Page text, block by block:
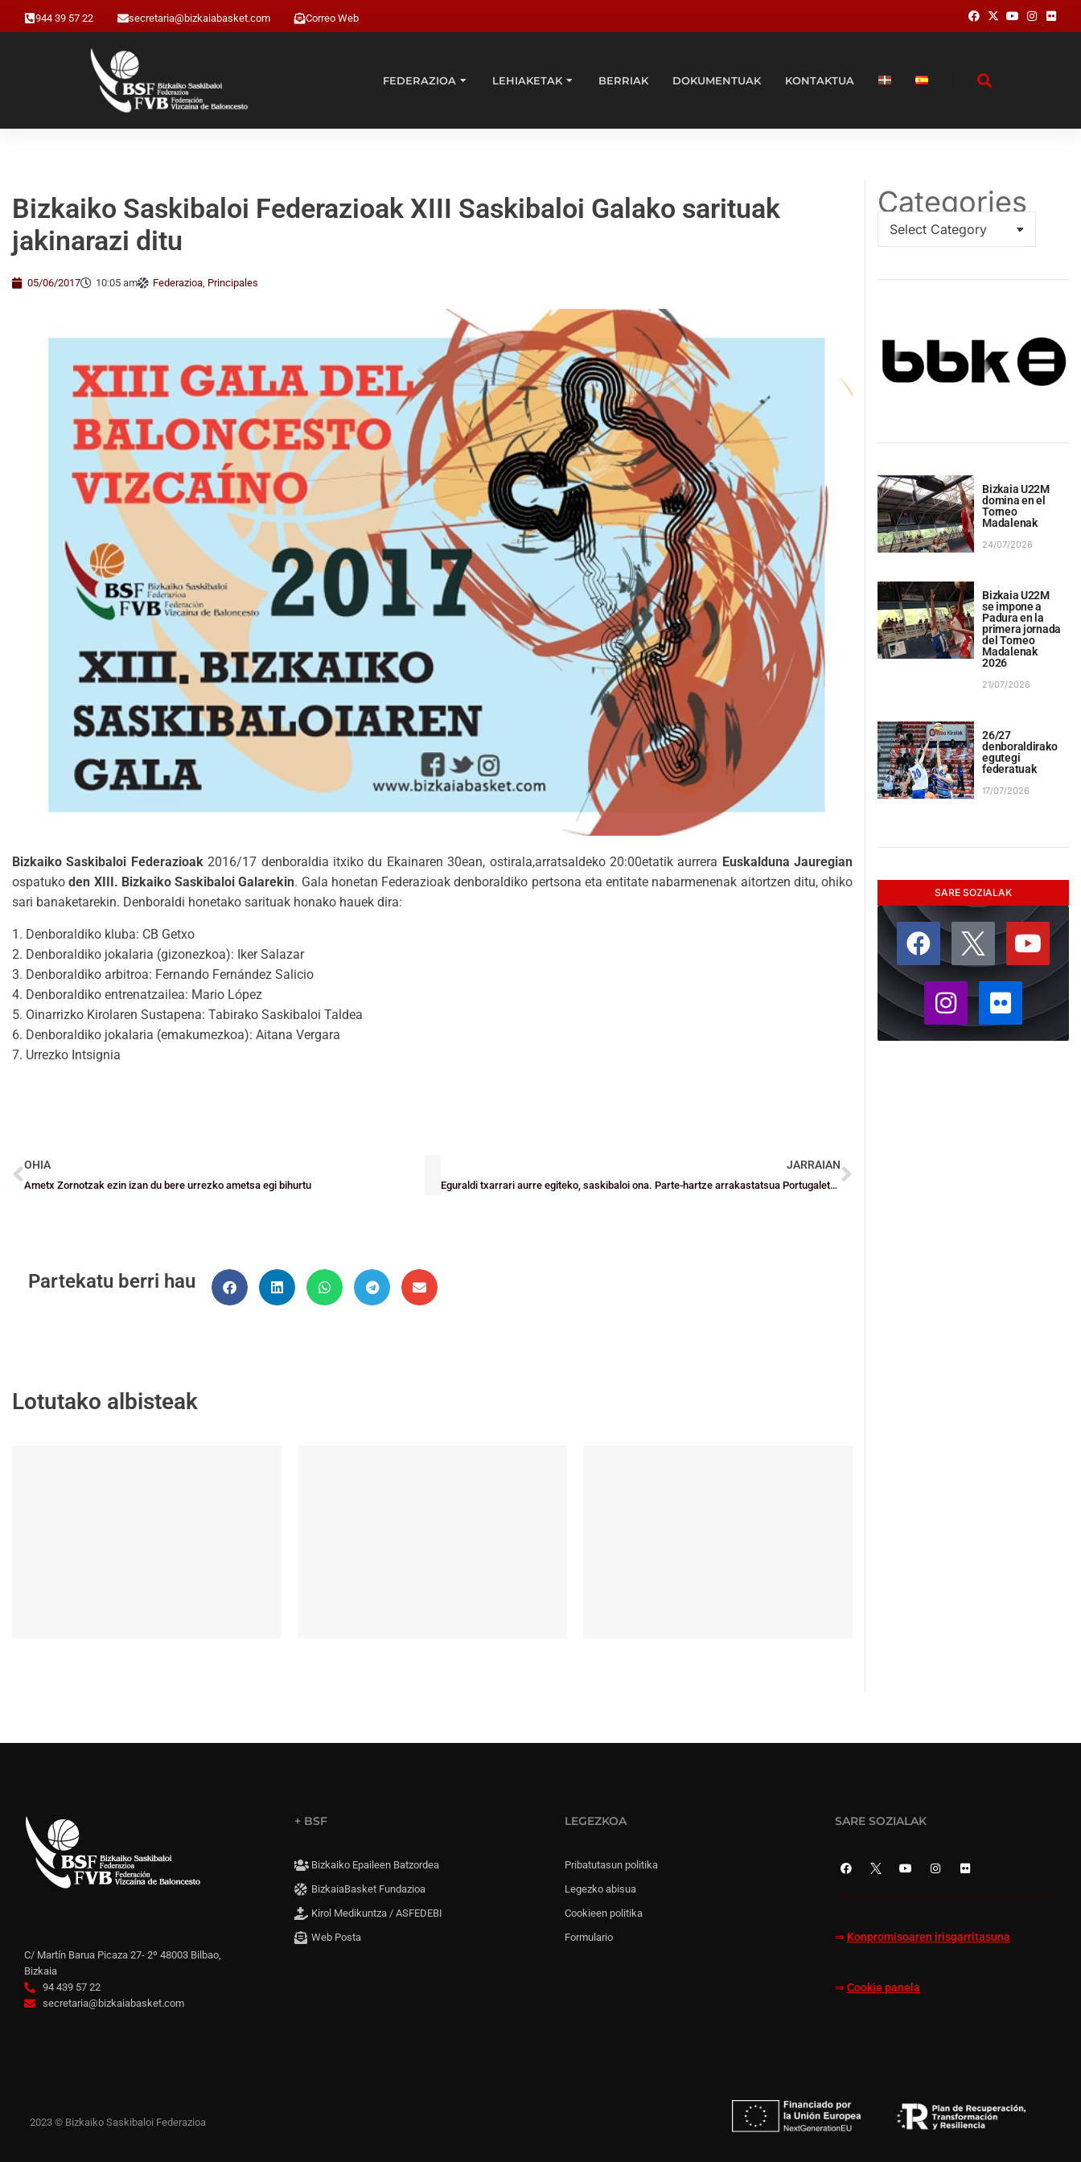
944 39 57 22 secretaria@bizkaiabasket.com Correo Web
FEDERAZIOA LEHIAKETAK BERRIAK DOKUMENTUAK KONTAKTUA
Bizkaiko Saskibaloi Federazioak XIII Saskibaloi Galako sarituak
jakinarazi ditu
05/06/2017 10:05 am Federazioa, Principales
Bizkaiko Saskibaloi Federazioak2016/17 denboraldia itxiko du Ekainaren 30ean, ostirala,arratsaldeko 20:00etatik aurrera Euskalduna Jauregian
ospatukoden XIII. Bizkaiko Saskibaloi Galarekin. Gala honetan Federazioak denboraldiko pertsona eta entitate nabarmenenak aitortzen ditu, ohiko
sari banaketarekin. Denboraldi honetako sarituak honako hauek dira:
1. Denboraldiko kluba: CB Getxo
2. Denboraldiko jokalaria (gizonezkoa): Iker Salazar
3. Denboraldiko arbitroa: Fernando Fernández Salicio
4. Denboraldiko entrenatzailea: Mario López
5. Oinarrizko Kirolaren Sustapena: Tabirako Saskibaloi Taldea
6. Denboraldiko jokalaria (emakumezkoa): Aitana Vergara
7. Urrezko Intsignia
OHIA
Ametx Zornotzak ezin izan du bere urrezko ametsa egi bihurtu
JARRAIAN
Eguraldi txarrari aurre egiteko, saskibaloi ona. Parte-hartze arrakastatsua Portugaleteko 2 Belaunaldi Torneoan
Partekatu berri hau
Lotutako albisteak
Categories
Bizkaia U22M
domina en el
Torneo
Madalenak
24/07/2026
Bizkaia U22M
se impone a
Padura en la
primera jornada
del Torneo
Madalenak
2026
21/07/2026
26/27
denboraldirako
egutegi
federatuak
17/07/2026
SARE SOZIALAK
C/ Martín Barua Picaza 27- 2º 48003 Bilbao,
Bizkaia
94 439 57 22
secretaria@bizkaiabasket.com
+ BSF
Bizkaiko Epaileen Batzordea
BizkaiaBasket Fundazioa
Kirol Medikuntza / ASFEDEBI
Web Posta
LEGEZKOA
Pribatutasun politika
Legezko abisua
Cookieen politika
Formulario
SARE SOZIALAK
⇒ Konpromisoaren irisgarritasuna
⇒ Cookie panela
2023 © Bizkaiko Saskibaloi Federazioa